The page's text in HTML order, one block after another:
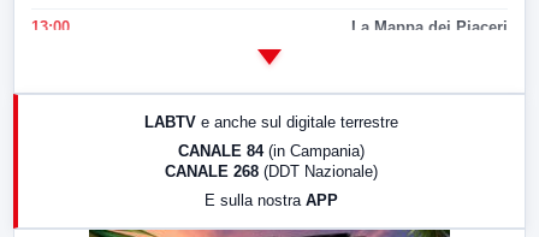
13:00 La Mappa dei Piaceri
LABTV e anche sul digitale terrestre
CANALE 84 (in Campania)
CANALE 268 (DDT Nazionale)
E sulla nostra APP